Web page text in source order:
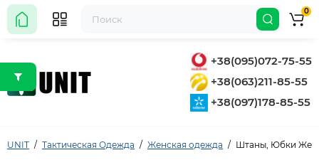
+38(095)072-75-55
+38(063)211-85-55
+38(097)178-85-55
0
UNIT Тактическая Одежда Женская одежда Штаны, Юбки